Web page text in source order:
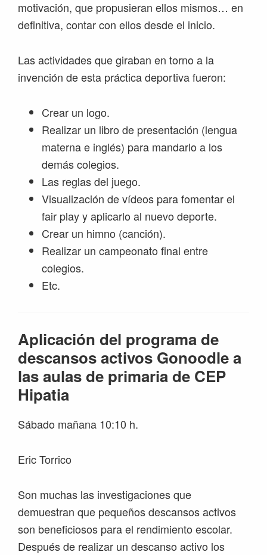
motivación, que propusieran ellos mismos… en
definitiva, contar con ellos desde el inicio.
Las actividades que giraban en torno a la
invención de esta práctica deportiva fueron:
Crear un logo.
Realizar un libro de presentación (lengua
materna e inglés) para mandarlo a los
demás colegios.
Las reglas del juego.
Visualización de vídeos para fomentar el
fair play y aplicarlo al nuevo deporte.
Crear un himno (canción).
Realizar un campeonato final entre
colegios.
Etc.
Aplicación del programa de
descansos activos Gonoodle a
las aulas de primaria de CEP
Hipatia
Sábado mañana 10:10 h.
Eric Torrico
Son muchas las investigaciones que
demuestran que pequeños descansos activos
son beneficiosos para el rendimiento escolar.
Después de realizar un descanso activo los